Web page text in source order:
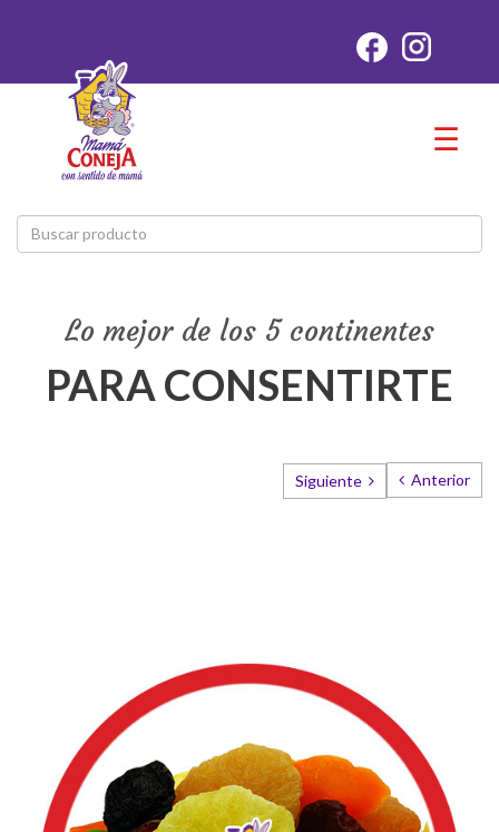
☰
Lo mejor de los 5 continentes
PARA CONSENTIRTE
Anterior
Siguiente